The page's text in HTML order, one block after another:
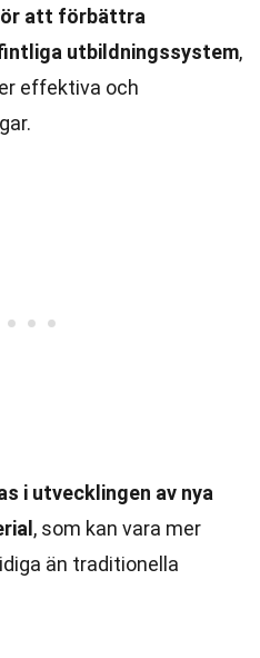
att förbättra
utbildningssystem,
effektiva och
i utvecklingen av nya
, som kan vara mer
än traditionella